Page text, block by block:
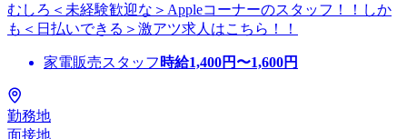
むしろ＜未経験歓迎な＞Appleコーナーのスタッフ！！しか
も＜日払いできる＞激アツ求人はこちら！！
家電販売スタッフ 時給1,400円〜1,600円
勤務地
面接地